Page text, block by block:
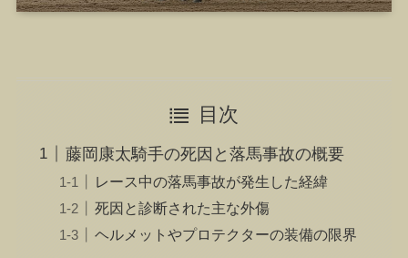
目次
藤岡康太騎手の死因と落馬事故の概要
レース中の落馬事故が発生した経緯
死因と診断された主な外傷
ヘルメットやプロテクターの装備の限界